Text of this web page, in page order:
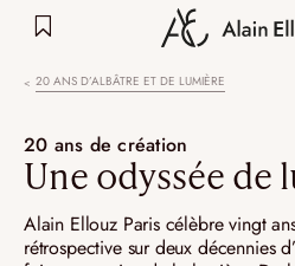
20 ANS D’ALBÂTRE ET DE LUMIÈRE
20 ans de création
Une odyssée de
Alain Ellouz Paris célèbre vingt
rétrospective sur deux décennies